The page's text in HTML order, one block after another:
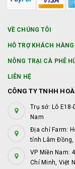
VỀ CHÚNG TÔI
HỖ TRỢ KHÁCH HÀNG
NÔNG TRẠI CÀ PHÊ
LIÊN HỆ
CÔNG TY TNHH
Trụ sở: Lô E18-
Nam
Địa chỉ Farm:
tỉnh Lâm Đồng,
VP Miền Nam:
Chí Minh, Việt